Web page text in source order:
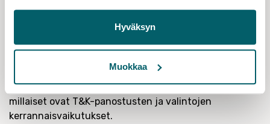
Hyväksyn
Muokkaa
lisäpanostukset tutkimus- ja kehitystoimintaan ovat
yksi, vaikkakin merkittävä kokonaisuus. Koska tieteen
kvartaali on pikemmin 25 vuotta kuin muutama
strategisten valintojen tekeminen edustaa TKI-
toiminnan kasvavaa riskinottoa. Olennaista on myös,
millaiset ovat T&K-panostusten ja valintojen
kerrannaisvaikutukset.